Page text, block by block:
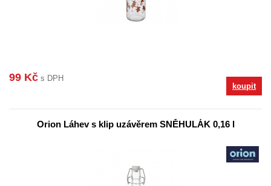
99 Kč s DPH
koupit
Orion Láhev s klip uzávěrem SNĚHULÁK 0,16 l